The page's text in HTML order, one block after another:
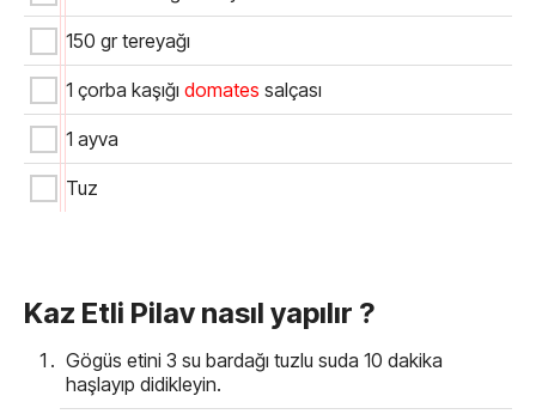
150 gr tereyağı
1 çorba kaşığı domates salçası
1 ayva
Tuz
Kaz Etli Pilav nasıl yapılır ?
Gögüs etini 3 su bardağı tuzlu suda 10 dakika
haşlayıp didikleyin.